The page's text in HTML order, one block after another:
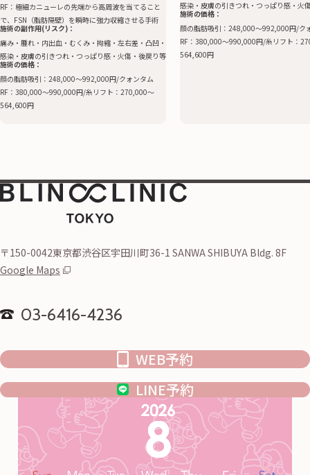
RF：極細カニューレの先端から高周波を当てること
で、FSN（脂肪隔壁）を瞬時に強力収縮させる手術
施術の副作用(リスク)：
痛み・腫れ・内出血・むくみ・拘縮・左右差・凸凹・
感染・皮膚の引きつれ・つっぱり感・火傷・後戻り等
施術の価格：
顔の脂肪吸引：248,000〜992,000円/クォンタム
RF：380,000〜990,000円/糸リフト：270,000〜
564,600円
感染・皮膚の引きつれ・つっぱり感・火
施術の価格：
顔の脂肪吸引：248,000〜992,000円/ク
RF：380,000〜990,000円/糸リフト：
564,600円
〒150-0042東京都渋谷区宇田川町36-1 SANWA SHIBUYA Bldg. 8F
Google Maps
03-6416-4236
WEB予約
LINE予約